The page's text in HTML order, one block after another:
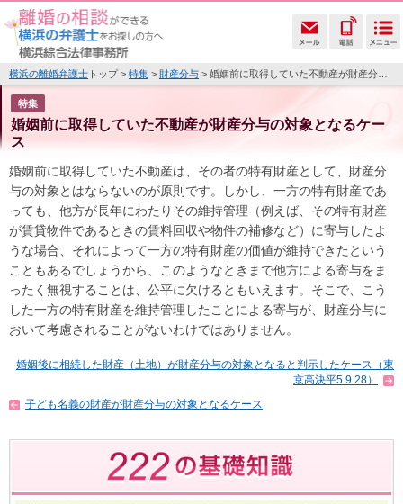
横浜の離婚弁護士 トップ > 特集 > 財産分与 > 婚姻前に取得していた不動産が財産分与の対象となるケース
特集
婚姻前に取得していた不動産が財産分与の対象となるケー
ス
婚姻前に取得していた不動産は、その者の特有財産として、財産分
与の対象とはならないのが原則です。しかし、一方の特有財産であ
っても、他方が長年にわたりその維持管理（例えば、その特有財産
が賃貸物件であるときの賃料回収や物件の補修など）に寄与したよ
うな場合、それによって一方の特有財産の価値が維持できたという
こともあるでしょうから、このようなときまで他方による寄与をま
ったく無視することは、公平に欠けるともいえます。そこで、こう
した一方の特有財産を維持管理したことによる寄与が、財産分与に
おいて考慮されることがないわけではありません。
婚姻後に相続した財産（土地）が財産分与の対象となると判示したケース（東
京高決平5.9.28）
子ども名義の財産が財産分与の対象となるケース